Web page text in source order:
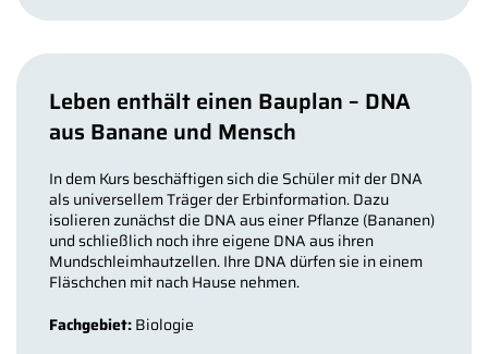
Leben enthält einen Bauplan – DNA
aus Banane und Mensch
In dem Kurs beschäftigen sich die Schüler mit der DNA
als universellem Träger der Erbinformation. Dazu
isolieren zunächst die DNA aus einer Pflanze (Bananen)
und schließlich noch ihre eigene DNA aus ihren
Mundschleimhautzellen. Ihre DNA dürfen sie in einem
Fläschchen mit nach Hause nehmen.
Fachgebiet:Biologie